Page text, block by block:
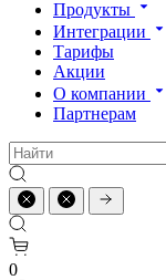
Продукты
Интеграции
Тарифы
Акции
О компании
Партнерам
0